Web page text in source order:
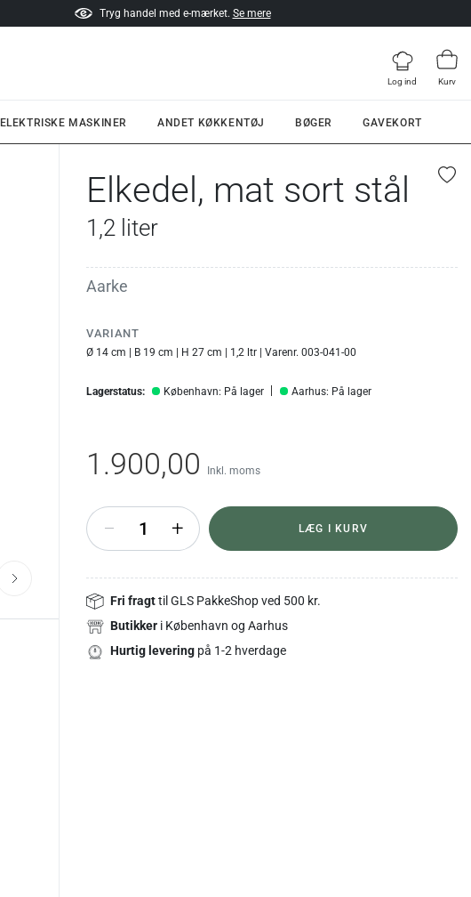
Tryg handel med e-mærket. Se mere
Log ind Kurv
ELEKTRISKE MASKINER ANDET KØKKENTØJ BØGER GAVEKORT
Elkedel, mat sort stål
1,2 liter
Aarke
VARIANT
Ø 14 cm | B 19 cm | H 27 cm | 1,2 ltr | Varenr. 003-041-00
Lagerstatus: København: På lager Aarhus: På lager
1.900,00 Inkl. moms
+ LÆG I KURV
Fri fragttil GLS PakkeShop ved 500 kr.
Butikker i København og Aarhus
Hurtig levering på 1-2 hverdage